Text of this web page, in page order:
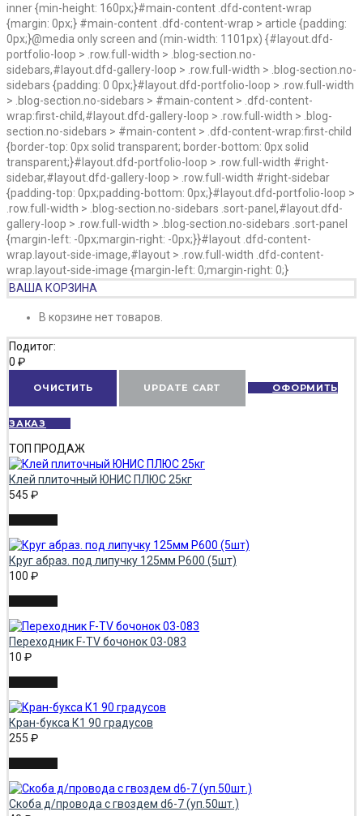
inner {min-height: 160px;}#main-content .dfd-content-wrap
{margin: 0px;} #main-content .dfd-content-wrap > article {padding:
0px;}@media only screen and (min-width: 1101px) {#layout.dfd-
portfolio-loop > .row.full-width > .blog-section.no-
sidebars,#layout.dfd-gallery-loop > .row.full-width > .blog-section.no-
sidebars {padding: 0 0px;}#layout.dfd-portfolio-loop > .row.full-width
> .blog-section.no-sidebars > #main-content > .dfd-content-
wrap:first-child,#layout.dfd-gallery-loop > .row.full-width > .blog-
section.no-sidebars > #main-content > .dfd-content-wrap:first-child
{border-top: 0px solid transparent; border-bottom: 0px solid
transparent;}#layout.dfd-portfolio-loop > .row.full-width #right-
sidebar,#layout.dfd-gallery-loop > .row.full-width #right-sidebar
{padding-top: 0px;padding-bottom: 0px;}#layout.dfd-portfolio-loop >
.row.full-width > .blog-section.no-sidebars .sort-panel,#layout.dfd-
gallery-loop > .row.full-width > .blog-section.no-sidebars .sort-panel
{margin-left: -0px;margin-right: -0px;}}#layout .dfd-content-
wrap.layout-side-image,#layout > .row.full-width .dfd-content-
wrap.layout-side-image {margin-left: 0;margin-right: 0;}
ВАША КОРЗИНА
В корзине нет товаров.
Подитог:
0 ₽
ОЧИСТИТЬ UPDATE CART ОФОРМИТЬ
ЗАКАЗ
ТОП ПРОДАЖ
Клей плиточный ЮНИС ПЛЮС 25кг
545 ₽
Круг абраз. под липучку 125мм Р600 (5шт)
100 ₽
Переходник F-TV бочонок 03-083
10 ₽
Кран-букса К1 90 градусов
255 ₽
Скоба д/провода с гвоздем d6-7 (уп.50шт.)